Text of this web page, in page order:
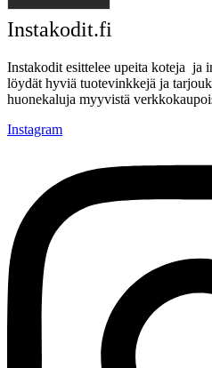
Instakodit.fi
Instakodit esittelee upeita koteja ja
löydät hyviä tuotevinkkejä ja
huonekaluja myyvistä
Instagram